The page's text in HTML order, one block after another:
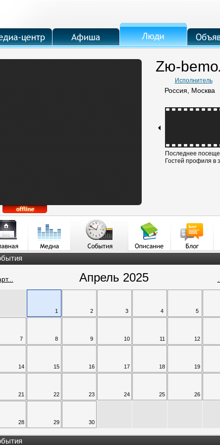
Zю-
Исполнитель
Россия, Москва
Последнее
Гостей профиля в
Апрель 2025
1 2 3 4 5
7 8 9 10 11 12
14 15 16 17 18 19
21 22 23 24 25 26
28 29 30